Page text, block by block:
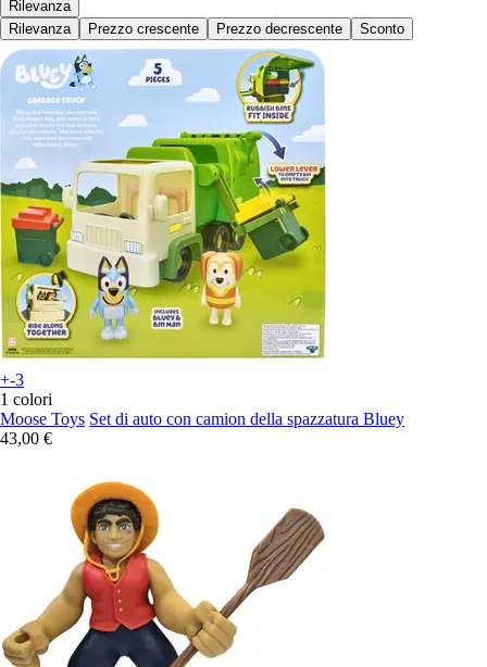
Rilevanza
Rilevanza
Prezzo crescente Prezzo decrescente Sconto
+-3
1 colori
Moose Toys Set di auto con camion della spazzatura Bluey
43,00 €